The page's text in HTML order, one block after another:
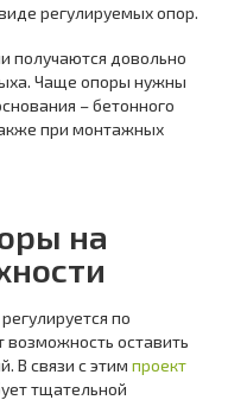
регулируемых опор.
получаются довольно
Чаще опоры нужны
– бетонного
при монтажных
на
по
возможность оставить
В связи с этим проект
тщательной